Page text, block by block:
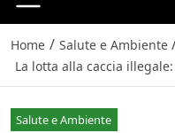
Home / Salute e Ambiente
La lotta alla caccia
Salute e Ambiente